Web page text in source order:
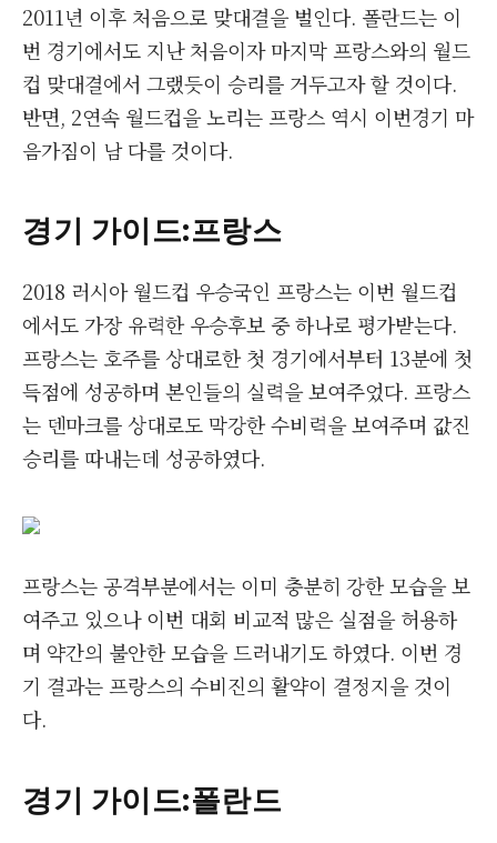
2011년 이후 처음으로 맞대결을 벌인다. 폴란드는 이
번 경기에서도 지난 처음이자 마지막 프랑스와의 월드
컵 맞대결에서 그랬듯이 승리를 거두고자 할 것이다.
반면, 2연속 월드컵을 노리는 프랑스 역시 이번경기 마
음가짐이 남 다를 것이다.
경기 가이드:프랑스
2018 러시아 월드컵 우승국인 프랑스는 이번 월드컵
에서도 가장 유력한 우승후보 중 하나로 평가받는다.
프랑스는 호주를 상대로한 첫 경기에서부터 13분에 첫
득점에 성공하며 본인들의 실력을 보여주었다. 프랑스
는 덴마크를 상대로도 막강한 수비력을 보여주며 값진
승리를 따내는데 성공하였다.
프랑스는 공격부분에서는 이미 충분히 강한 모습을 보
여주고 있으나 이번 대회 비교적 많은 실점을 허용하
며 약간의 불안한 모습을 드러내기도 하였다. 이번 경
기 결과는 프랑스의 수비진의 활약이 결정지을 것이
다.
경기 가이드:폴란드